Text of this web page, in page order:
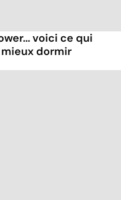
voici ce qui
dormir